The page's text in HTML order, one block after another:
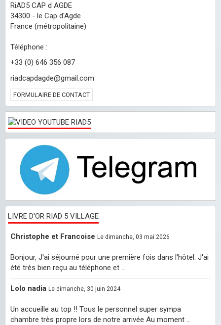
RiAD5 CAP d AGDE
34300 - le Cap d'Agde
France (métropolitaine)
Téléphone :
+33 (0) 646 356 087
riadcapdagde@gmail.com
FORMULAIRE DE CONTACT
LIVRE D'OR RIAD 5 VILLAGE
Christophe et Francoise Le dimanche, 03 mai 2026
Bonjour, J'ai séjourné pour une première fois dans l'hôtel. J'ai
été très bien reçu au téléphone et ...
Lolo nadia Le dimanche, 30 juin 2024
Un accueille au top !! Tous le personnel super sympa
chambre très propre lors de notre arrivée Au moment ...